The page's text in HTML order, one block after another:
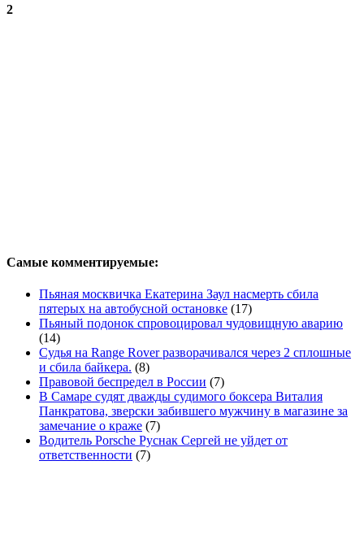
2
Самые комментируемые:
Пьяная москвичка Екатерина Заул насмерть сбила
пятерых на автобусной остановке (17)
Пьяный подонок спровоцировал чудовищную аварию
(14)
Судья на Range Rover разворачивался через 2 сплошные
и сбила байкера. (8)
Правовой беспредел в России (7)
В Самаре судят дважды судимого боксера Виталия
Панкратова, зверски забившего мужчину в магазине за
замечание о краже (7)
Водитель Porsche Руснак Сергей не уйдет от
ответственности (7)